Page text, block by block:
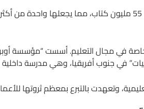
خاصة في مجال التعليم. أسست “مؤسسة